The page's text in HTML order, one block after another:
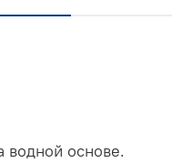
водной основе.